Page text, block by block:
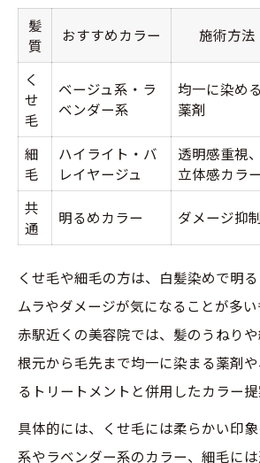
髪
質
おすすめカラー 施術方法
く
せ
毛
ベージュ系・ラ
ベンダー系
均一に染める
薬剤
細
毛
ハイライト・バ
レイヤージュ
透明感重視、
立体感カラー
共
通
明るめカラー ダメージ抑制
くせ毛や細毛の方は、白髪染めで明
ムラやダメージが気になることが多
赤駅近くの美容院では、髪のうねりや
根元から毛先まで均一に染まる薬剤
るトリートメントと併用したカラー提
具体的には、くせ毛には柔らかい印
系やラベンダー系のカラー、細毛に